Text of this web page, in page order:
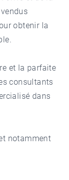
obtenir la
et la parfaite
consultants
dans
notamment